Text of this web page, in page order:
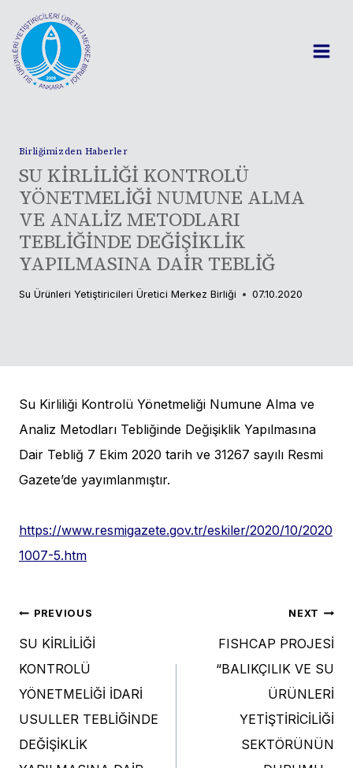
content
Birliğimizden Haberler
SU KİRLİLİĞİ KONTROLÜ
YÖNETMELİĞİ NUMUNE ALMA
VE ANALİZ METODLARI
TEBLİĞİNDE DEĞİŞİKLİK
YAPILMASINA DAİR TEBLİĞ
Su Ürünleri Yetiştiricileri Üretici Merkez Birliği 07.10.2020
Su Kirliliği Kontrolü Yönetmeliği Numune Alma ve
Analiz Metodları Tebliğinde Değişiklik Yapılmasına
Dair Tebliğ 7 Ekim 2020 tarih ve 31267 sayılı Resmi
Gazete’de yayımlanmıştır.
https://www.resmigazete.gov.tr/eskiler/2020/10/2020
1007-5.htm
Post
navigation
PREVIOUS
SU KİRLİLİĞİ
KONTROLÜ
YÖNETMELİĞİ İDARİ
USULLER TEBLİĞİNDE
DEĞİŞİKLİK
NEXT
FISHCAP PROJESİ
“BALIKÇILIK VE SU
ÜRÜNLERİ
YETİŞTİRİCİLİĞİ
SEKTÖRÜNÜN